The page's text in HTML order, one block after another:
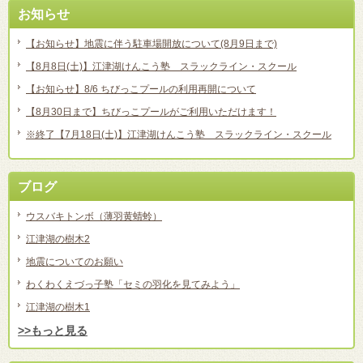
お知らせ
【お知らせ】地震に伴う駐車場開放について(8月9日まで)
【8月8日(土)】江津湖けんこう塾 スラックライン・スクール
【お知らせ】8/6 ちびっこプールの利用再開について
【8月30日まで】ちびっこプールがご利用いただけます！
※終了【7月18日(土)】江津湖けんこう塾 スラックライン・スクール
ブログ
ウスバキトンボ（薄羽黄蜻蛉）
江津湖の樹木2
地震についてのお願い
わくわくえづっ子塾「セミの羽化を見てみよう」
江津湖の樹木1
>>もっと見る